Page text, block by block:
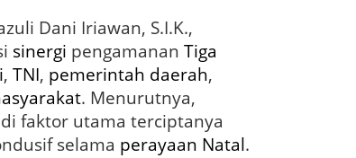
Dani Iriawan, S.I.K.,
sinergi pengamanan Tiga
, TNI, pemerintah daerah,
. Menurutnya,
faktor utama terciptanya
selama perayaan Natal.